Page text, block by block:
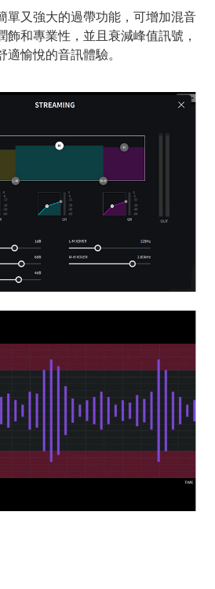
單又強大的過帶功能，可增加混音
飾和專業性，並且衰減峰值訊號，
愉悅的音訊體驗。